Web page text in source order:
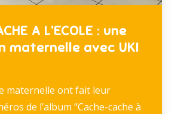
A L’ECOLE : une
maternelle avec UKI
maternelle ont fait leur
de l’album “Cache-cache à